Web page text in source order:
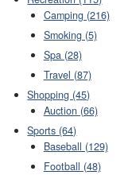
Camping (216)
Smoking (5)
Spa (28)
Travel (87)
Shopping (45)
Auction (66)
Sports (64)
Baseball (129)
Football (48)